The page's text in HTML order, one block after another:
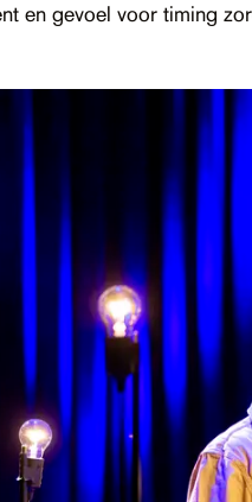
en gevoel voor timing